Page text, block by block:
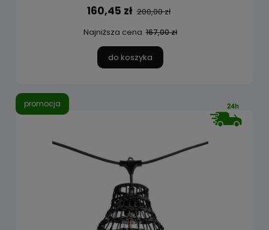
160,45 zł 200,00 zł
Najniższa cena:167,00 zł
do koszyka
promocja